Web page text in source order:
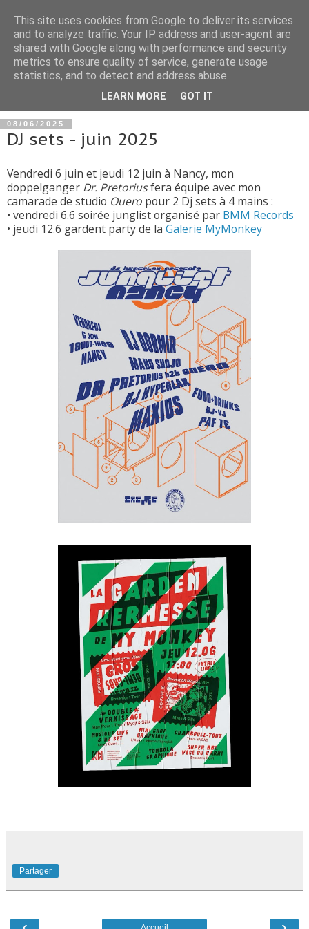
08/06/2025
DJ sets - juin 2025
Vendredi 6 juin et jeudi 12 juin à Nancy, mon
doppelganger Dr. Pretoriusfera équipe avec mon
camarade de studio Ouero pour 2 Dj sets à 4 mains :
• vendredi 6.6 soirée junglist organisé par BMM Records
• jeudi 12.6 gardent party de la Galerie MyMonkey
Partager
This site uses cookies from Google to deliver its services
and to analyze traffic. Your IP address and user-agent are
shared with Google along with performance and security
metrics to ensure quality of service, generate usage
statistics, and to detect and address abuse.
LEARN MORE GOT IT